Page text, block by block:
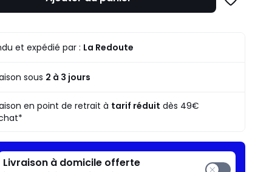
Ajouter
et expédié par : La Redoute
sous 2 à 3 jours
en point de retrait à tarif réduit dès 49€
Livraison à domicile offerte